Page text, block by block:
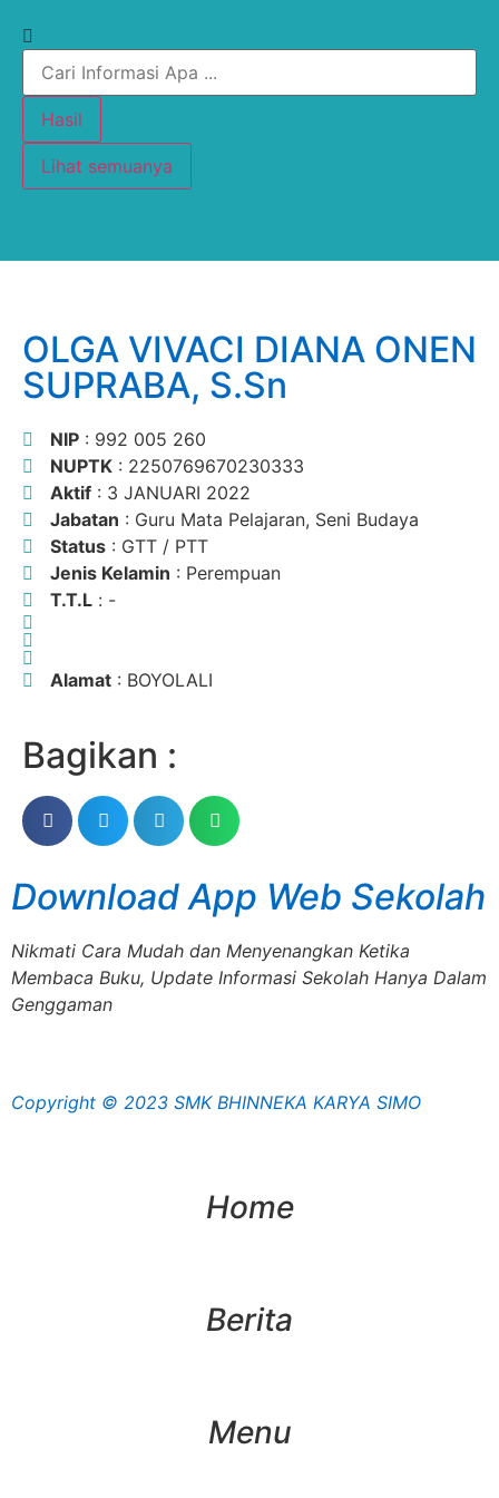
Hasil
Lihat semuanya
OLGA VIVACI DIANA ONEN
SUPRABA, S.Sn
NIP : 992 005 260
NUPTK : 2250769670230333
Aktif : 3 JANUARI 2022
Jabatan : Guru Mata Pelajaran, Seni Budaya
Status : GTT / PTT
Jenis Kelamin : Perempuan
T.T.L : -
Alamat : BOYOLALI
Bagikan :
Download App Web Sekolah
Nikmati Cara Mudah dan Menyenangkan Ketika
Membaca Buku, Update Informasi Sekolah Hanya Dalam
Genggaman
Copyright © 2023 SMK BHINNEKA KARYA SIMO
Home
Berita
Menu